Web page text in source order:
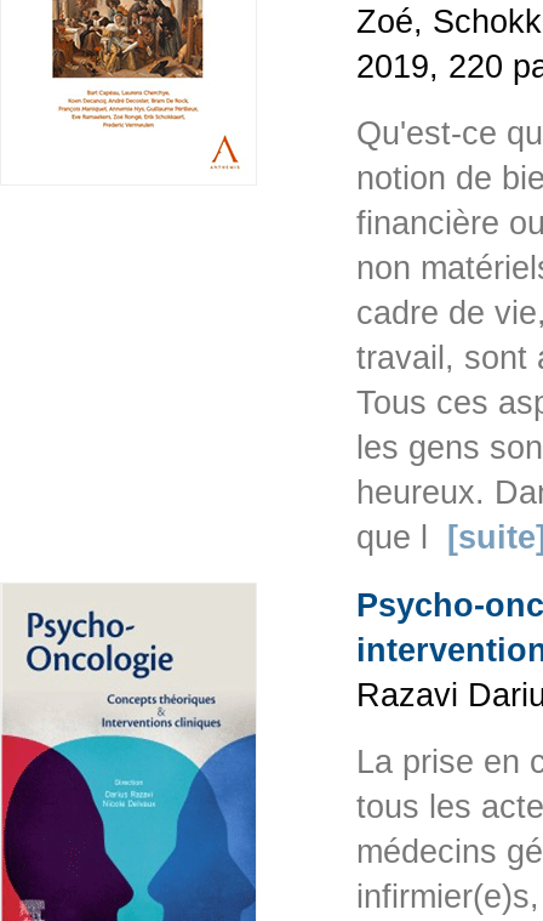
Zoé,
2019, 220
Qu'est-ce
notion de
financière
non
cadre de
travail, sont
Tous ces
les gens
heureux.
que l
Psycho-
Razavi
La prise en
tous les
médecins